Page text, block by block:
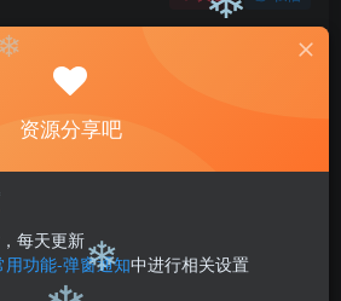
费后查看
9.9
立即购买
资源分享吧
每天更新
用功能-弹窗通知中进行相关设置
❄